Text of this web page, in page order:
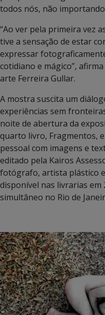
todos nós, não
“Ao ver pela primeira vez
tive a sensação de estar
expressar
cotidiano e mágico”,
arte Ferreira Gullar.
A mostra suscita um
experiências sem
noite de abertura da
quarto livro, Fragmentos,
pessoal com imagens e
editado pela Kairos
fotógrafo, artista plástico
disponível nas livrarias em
simultâneo no Rio de